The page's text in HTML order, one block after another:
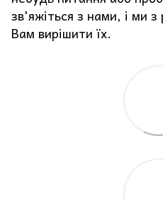
зв'яжіться з нами, і ми
Вам вирішити їх.